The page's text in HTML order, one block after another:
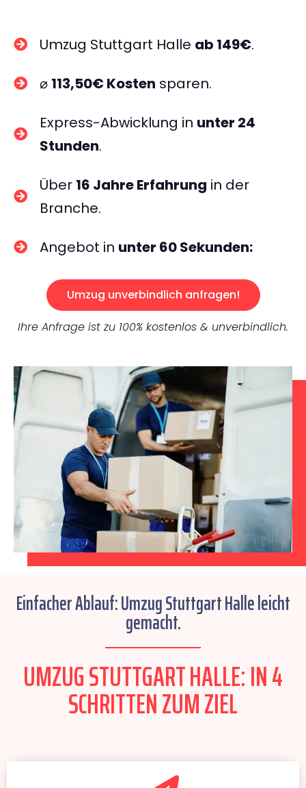
Umzug Stuttgart Halle ab 149€.
⌀ 113,50€ Kosten sparen.
Express-Abwicklung in unter 24
Stunden.
Über 16 Jahre Erfahrung in der
Branche.
Angebot in unter 60 Sekunden:
Umzug unverbindlich anfragen!
Ihre Anfrage ist zu 100% kostenlos & unverbindlich.
Einfacher Ablauf: Umzug Stuttgart Halle leicht
gemacht.
UMZUG STUTTGART HALLE: IN 4
SCHRITTEN ZUM ZIEL